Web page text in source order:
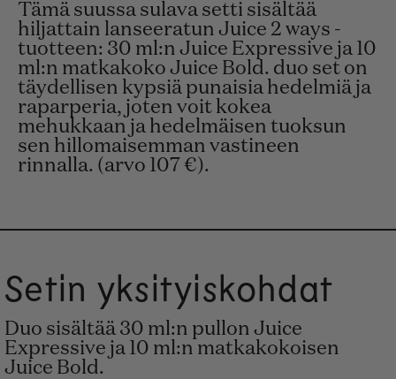
Tämä suussa sulava setti sisältää
hiljattain lanseeratun Juice 2 ways -
tuotteen: 30 ml:n Juice Expressive ja 10
ml:n matkakoko Juice Bold. duo set on
täydellisen kypsiä punaisia hedelmiä ja
raparperia, joten voit kokea
mehukkaan ja hedelmäisen tuoksun
sen hillomaisemman vastineen
rinnalla. (arvo 107 €).
Setin yksityiskohdat
Duo sisältää 30 ml:n pullon Juice
Expressive ja 10 ml:n matkakokoisen
Juice Bold.